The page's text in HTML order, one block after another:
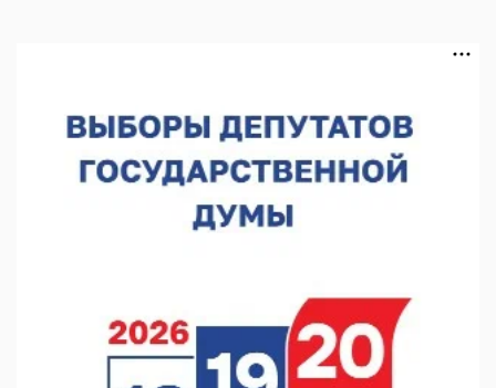
05.08.2026 14:04
Фестиваль SALUT! ИСКРА пройдет в сквере Свердлова
Нижегородский кадровый центр проведет ярмарки вакансий